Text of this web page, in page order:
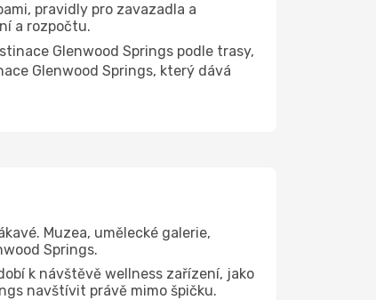
pravidly pro zavazadla a
a rozpočtu.
Glenwood Springs podle trasy,
Glenwood Springs, který dává
Muzea, umělecké galerie,
Springs.
k návštěvě wellness zařízení, jako
navštívit právě mimo špičku.